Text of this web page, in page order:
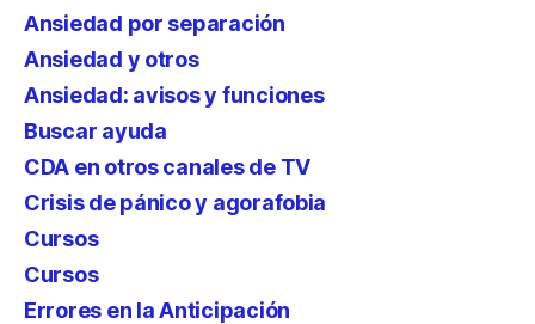
Ansiedad por separación
Ansiedad y otros
Ansiedad: avisos y funciones
Buscar ayuda
CDA en otros canales de TV
Crisis de pánico y agorafobia
Cursos
Cursos
Errores en la Anticipación